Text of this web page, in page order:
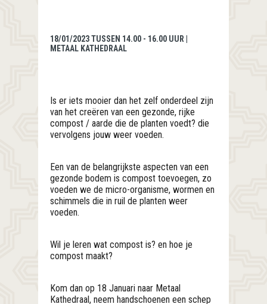
18/01/2023 TUSSEN 14.00 - 16.00 UUR |
METAAL KATHEDRAAL
Is er iets mooier dan het zelf onderdeel zijn
van het creëren van een gezonde, rijke
compost / aarde die de planten voedt? die
vervolgens jouw weer voeden.
Een van de belangrijkste aspecten van een
gezonde bodem is compost toevoegen, zo
voeden we de micro-organisme, wormen en
schimmels die in ruil de planten weer
voeden.
Wil je leren wat compost is? en hoe je
compost maakt?
Kom dan op 18 Januari naar Metaal
Kathedraal, neem handschoenen een schep